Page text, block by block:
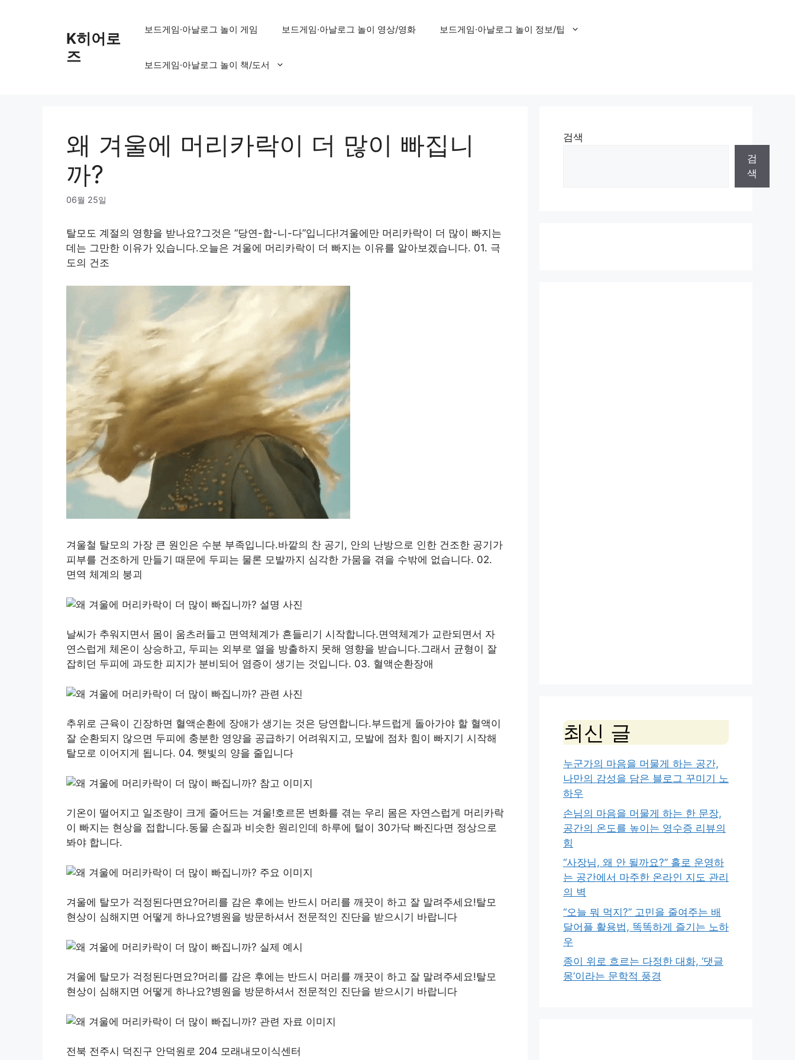
K히어로
즈
보드게임·아날로그 놀이 게임 보드게임·아날로그 놀이 영상/영화 보드게임·아날로그 놀이 정보/팁
보드게임·아날로그 놀이 책/도서
왜 겨울에 머리카락이 더 많이 빠집니
까?
06월 25일
탈모도 계절의 영향을 받나요?그것은 “당연-합-니-다”입니다!겨울에만 머리카락이 더 많이 빠지는
데는 그만한 이유가 있습니다.오늘은 겨울에 머리카락이 더 빠지는 이유를 알아보겠습니다. 01. 극
도의 건조
겨울철 탈모의 가장 큰 원인은 수분 부족입니다.바깥의 찬 공기, 안의 난방으로 인한 건조한 공기가
피부를 건조하게 만들기 때문에 두피는 물론 모발까지 심각한 가뭄을 겪을 수밖에 없습니다. 02.
면역 체계의 붕괴
날씨가 추워지면서 몸이 움츠러들고 면역체계가 흔들리기 시작합니다.면역체계가 교란되면서 자
연스럽게 체온이 상승하고, 두피는 외부로 열을 방출하지 못해 영향을 받습니다.그래서 균형이 잘
잡히던 두피에 과도한 피지가 분비되어 염증이 생기는 것입니다. 03. 혈액순환장애
추위로 근육이 긴장하면 혈액순환에 장애가 생기는 것은 당연합니다.부드럽게 돌아가야 할 혈액이
잘 순환되지 않으면 두피에 충분한 영양을 공급하기 어려워지고, 모발에 점차 힘이 빠지기 시작해
탈모로 이어지게 됩니다. 04. 햇빛의 양을 줄입니다
기온이 떨어지고 일조량이 크게 줄어드는 겨울!호르몬 변화를 겪는 우리 몸은 자연스럽게 머리카락
이 빠지는 현상을 접합니다.동물 손질과 비슷한 원리인데 하루에 털이 30가닥 빠진다면 정상으로
봐야 합니다.
겨울에 탈모가 걱정된다면요?머리를 감은 후에는 반드시 머리를 깨끗이 하고 잘 말려주세요!탈모
현상이 심해지면 어떻게 하나요?병원을 방문하셔서 전문적인 진단을 받으시기 바랍니다
겨울에 탈모가 걱정된다면요?머리를 감은 후에는 반드시 머리를 깨끗이 하고 잘 말려주세요!탈모
현상이 심해지면 어떻게 하나요?병원을 방문하셔서 전문적인 진단을 받으시기 바랍니다
전북 전주시 덕진구 안덕원로 204 모래내모이식센터
검색
검
색
최신 글
누군가의 마음을 머물게 하는 공간,
나만의 감성을 담은 블로그 꾸미기 노
하우
손님의 마음을 머물게 하는 한 문장,
공간의 온도를 높이는 영수증 리뷰의
힘
“사장님, 왜 안 될까요?” 홀로 운영하
는 공간에서 마주한 온라인 지도 관리
의 벽
“오늘 뭐 먹지?” 고민을 줄여주는 배
달어플 활용법, 똑똑하게 즐기는 노하
우
종이 위로 흐르는 다정한 대화, ‘댓글
몽’이라는 문학적 풍경